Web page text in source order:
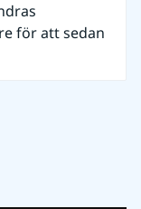
för att sedan